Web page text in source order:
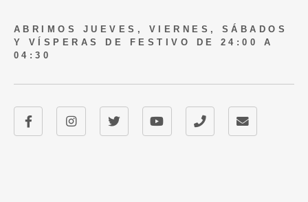
ABRIMOS JUEVES, VIERNES, SÁBADOS
Y VÍSPERAS DE FESTIVO DE 24:00 A
04:30